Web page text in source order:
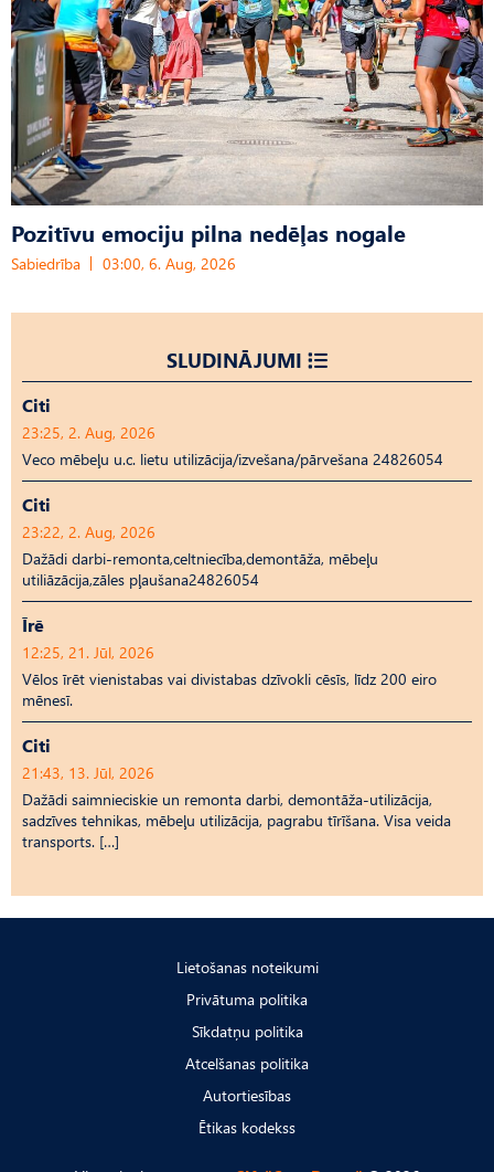
Pozitīvu emociju pilna nedēļas nogale
Sabiedrība 03:00, 6. Aug, 2026
SLUDINĀJUMI
Citi
23:25, 2. Aug, 2026
Veco mēbeļu u.c. lietu utilizācija/izvešana/pārvešana 24826054
Citi
23:22, 2. Aug, 2026
Dažādi darbi-remonta,celtniecība,demontāža, mēbeļu
utiliāzācija,zāles pļaušana24826054
Īrē
12:25, 21. Jūl, 2026
Vēlos īrēt vienistabas vai divistabas dzīvokli cēsīs, līdz 200 eiro
mēnesī.
Citi
21:43, 13. Jūl, 2026
Dažādi saimnieciskie un remonta darbi, demontāža-utilizācija,
sadzīves tehnikas, mēbeļu utilizācija, pagrabu tīrīšana. Visa veida
transports. […]
Lietošanas noteikumi
Privātuma politika
Sīkdatņu politika
Atcelšanas politika
Autortiesības
Ētikas kodekss